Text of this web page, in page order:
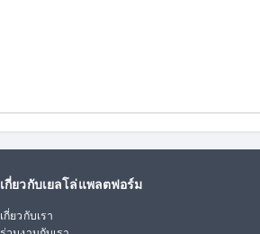
เกี่ยวกับเยลโล่แพลตฟอร์ม
เกี่ยวกับเรา